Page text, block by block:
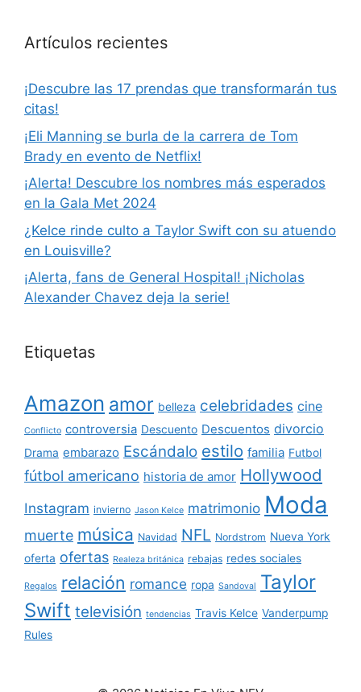
Artículos recientes
¡Descubre las 17 prendas que transformarán tus
citas!
¡Eli Manning se burla de la carrera de Tom
Brady en evento de Netflix!
¡Alerta! Descubre los nombres más esperados
en la Gala Met 2024
¿Kelce rinde culto a Taylor Swift con su atuendo
en Louisville?
¡Alerta, fans de General Hospital! ¡Nicholas
Alexander Chavez deja la serie!
Etiquetas
Amazon amor belleza celebridades cine
Conflicto controversia Descuento Descuentos divorcio
Drama embarazo Escándalo estilo familia Futbol
fútbol americano historia de amor Hollywood
Instagram invierno Jason Kelce matrimonio Moda
muerte música Navidad NFL Nordstrom Nueva York
oferta ofertas Realeza británica rebajas redes sociales
Regalos relación romance ropa Sandoval Taylor
Swift televisión tendencias Travis Kelce Vanderpump
Rules